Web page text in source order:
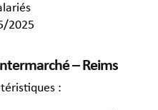
2025
– Reims
: